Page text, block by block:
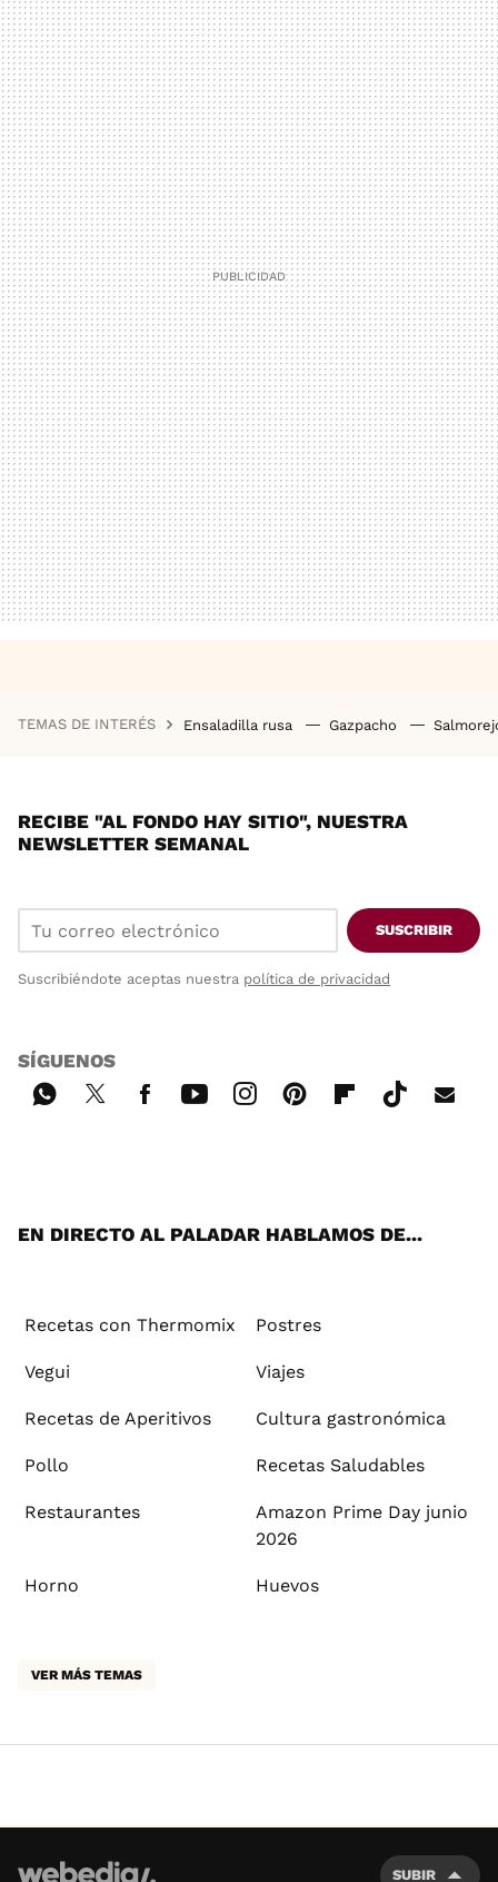
TEMAS DE INTERÉS Ensaladilla rusa Gazpacho
RECIBE "AL FONDO HAY SITIO", NUESTRA
NEWSLETTER SEMANAL
SUSCRIBIR
Suscribiéndote aceptas nuestra política de privacidad
SÍGUENOS
EN DIRECTO AL PALADAR HABLAMOS DE...
Recetas con Thermomix Postres
Vegui Viajes
Recetas de Aperitivos Cultura gastronómica
Pollo Recetas Saludables
Restaurantes
Amazon Prime Day junio
2026
Horno Huevos
VER MÁS TEMAS
SUBIR